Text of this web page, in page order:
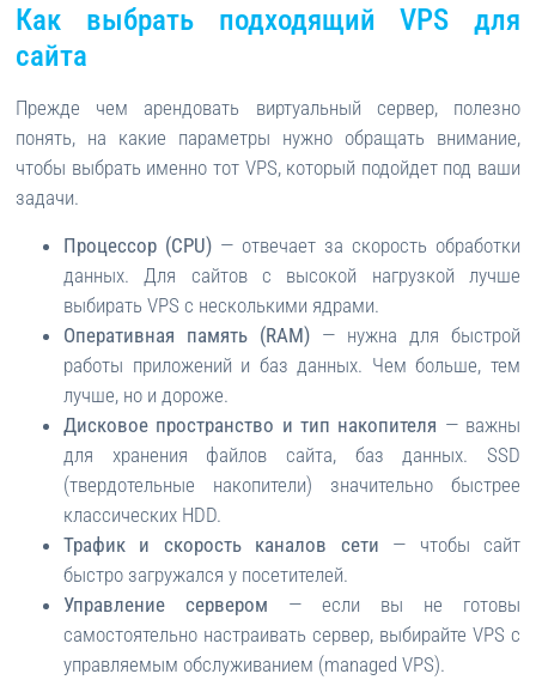
Как выбрать подходящий VPS для
сайта
Прежде чем арендовать виртуальный сервер, полезно
понять, на какие параметры нужно обращать внимание,
чтобы выбрать именно тот VPS, который подойдет под ваши
задачи.
Процессор (CPU) — отвечает за скорость обработки
данных. Для сайтов с высокой нагрузкой лучше
выбирать VPS с несколькими ядрами.
Оперативная память (RAM) — нужна для быстрой
работы приложений и баз данных. Чем больше, тем
лучше, но и дороже.
Дисковое пространство и тип накопителя — важны
для хранения файлов сайта, баз данных. SSD
(твердотельные накопители) значительно быстрее
классических HDD.
Трафик и скорость каналов сети — чтобы сайт
быстро загружался у посетителей.
Управление сервером — если вы не готовы
самостоятельно настраивать сервер, выбирайте VPS с
управляемым обслуживанием (managed VPS).